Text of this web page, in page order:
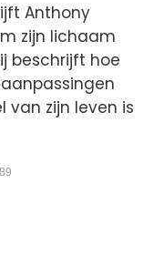
Anthony
zijn lichaam
beschrijft hoe
van zijn leven is